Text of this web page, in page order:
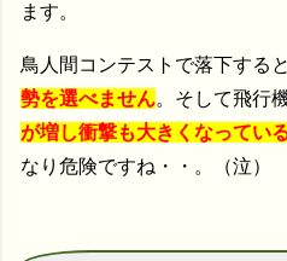
ます。
鳥人間コンテストで落下すると
勢を選べません。そして飛行
が増し衝撃も大きくなってい
なり危険ですね・・。（泣）